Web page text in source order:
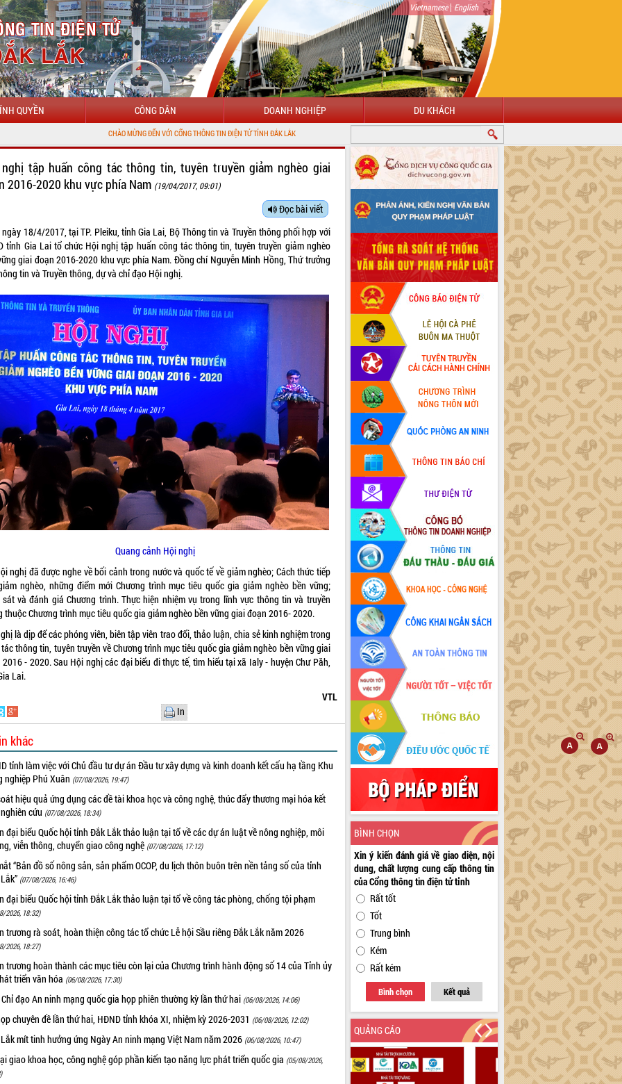
Vietnamese| English
QUYỀN CÔNG DÂN DOANH NGHIỆP DU KHÁCH
CHÀO MỪNG ĐẾN VỚI CỔNG THÔNG TIN ĐIỆN TỬ TỈNH ĐẮK LẮK
tập huấn công tác thông tin, tuyên truyền giảm nghèo giai
2016-2020 khu vực phía Nam (19/04/2017, 09:01)
Đọc bài viết
ngày 18/4/2017, tại TP. Pleiku, tỉnh Gia Lai, Bộ Thông tin và Truyền thông phối hợp với
tỉnh Gia Lai tổ chức Hội nghị tập huấn công tác thông tin, tuyên truyền giảm nghèo
giai đoạn 2016-2020 khu vực phía Nam. Đồng chí Nguyễn Minh Hồng, Thứ trưởng
tin và Truyền thông, dự và chỉ đạo Hội nghị.
Quang cảnh Hội nghị
nghị đã được nghe về bối cảnh trong nước và quốc tế về giảm nghèo; Cách thức tiếp
nghèo, những điểm mới Chương trình mục tiêu quốc gia giảm nghèo bền vững;
và đánh giá Chương trình. Thực hiện nhiệm vụ trong lĩnh vực thông tin và truyền
thuộc Chương trình mục tiêu quốc gia giảm nghèo bền vững giai đoạn 2016- 2020.
là dịp để các phóng viên, biên tập viên trao đổi, thảo luận, chia sẻ kinh nghiệm trong
thông tin, tuyên truyền về Chương trình mục tiêu quốc gia giảm nghèo bền vững giai
- 2020. Sau Hội nghị các đại biểu đi thực tế, tìm hiểu tại xã Ialy - huyện Chư Păh,
Lai.
VTL
In
khác
tỉnh làm việc với Chủ đầu tư dự án Đầu tư xây dựng và kinh doanh kết cấu hạ tầng Khu
nghiệp Phú Xuân (07/08/2026, 19:47)
hiệu quả ứng dụng các đề tài khoa học và công nghệ, thúc đẩy thương mại hóa kết
cứu (07/08/2026, 18:34)
đại biểu Quốc hội tỉnh Đắk Lắk thảo luận tại tổ về các dự án luật về nông nghiệp, môi
viễn thông, chuyển giao công nghệ (07/08/2026, 17:12)
“Bản đồ số nông sản, sản phẩm OCOP, du lịch thôn buôn trên nền tảng số của tỉnh
(07/08/2026, 16:46)
đại biểu Quốc hội tỉnh Đắk Lắk thảo luận tại tổ về công tác phòng, chống tội phạm
2026, 18:32)
trương rà soát, hoàn thiện công tác tổ chức Lễ hội Sầu riêng Đắk Lắk năm 2026
2026, 18:27)
trương hoàn thành các mục tiêu còn lại của Chương trình hành động số 14 của Tỉnh ủy
triển văn hóa (06/08/2026, 17:30)
đạo An ninh mạng quốc gia họp phiên thường kỳ lần thứ hai (06/08/2026, 14:06)
chuyên đề lần thứ hai, HĐND tỉnh khóa XI, nhiệm kỳ 2026-2031 (06/08/2026, 12:02)
mít tinh hưởng ứng Ngày An ninh mạng Việt Nam năm 2026 (06/08/2026, 10:47)
giao khoa học, công nghệ góp phần kiến tạo năng lực phát triển quốc gia (05/08/2026,
BÌNH CHỌN
Xin ý kiến đánh giá về giao diện, nội
dung, chất lượng cung cấp thông tin
của Cổng thông tin điện tử tỉnh
Rất tốt
Tốt
Trung bình
Kém
Rất kém
Bình chọn Kết quả
QUẢNG CÁO